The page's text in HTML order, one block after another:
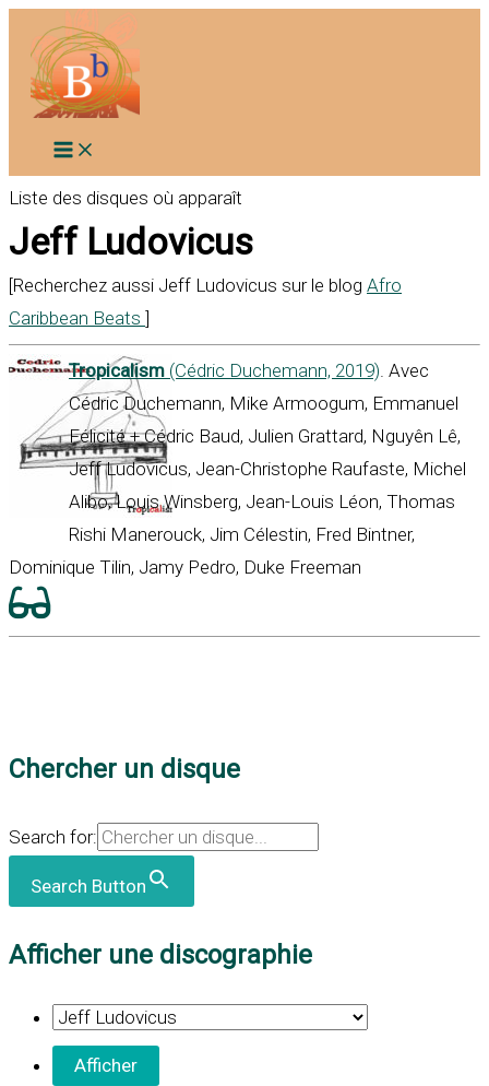
contenu
Liste des disques où apparaît
Jeff Ludovicus
[Recherchez aussi Jeff Ludovicus sur le blog Afro
Caribbean Beats ]
Tropicalism (Cédric Duchemann, 2019). Avec
Cédric Duchemann, Mike Armoogum, Emmanuel
Félicité + Cédric Baud, Julien Grattard, Nguyên Lê,
Jeff Ludovicus, Jean-Christophe Raufaste, Michel
Alibo, Louis Winsberg, Jean-Louis Léon, Thomas
Rishi Manerouck, Jim Célestin, Fred Bintner,
Dominique Tilin, Jamy Pedro, Duke Freeman
Chercher un disque
Search for:
Search Button
Afficher une discographie